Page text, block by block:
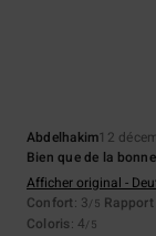
Abdelhakim12
Bien que de la
Afficher original -
Confort: 3/5
Coloris: 4/5